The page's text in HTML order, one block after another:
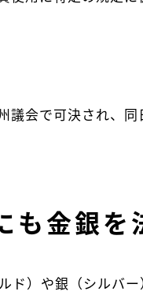
会で可決され、同
も金銀を
ド）や銀（シルバ